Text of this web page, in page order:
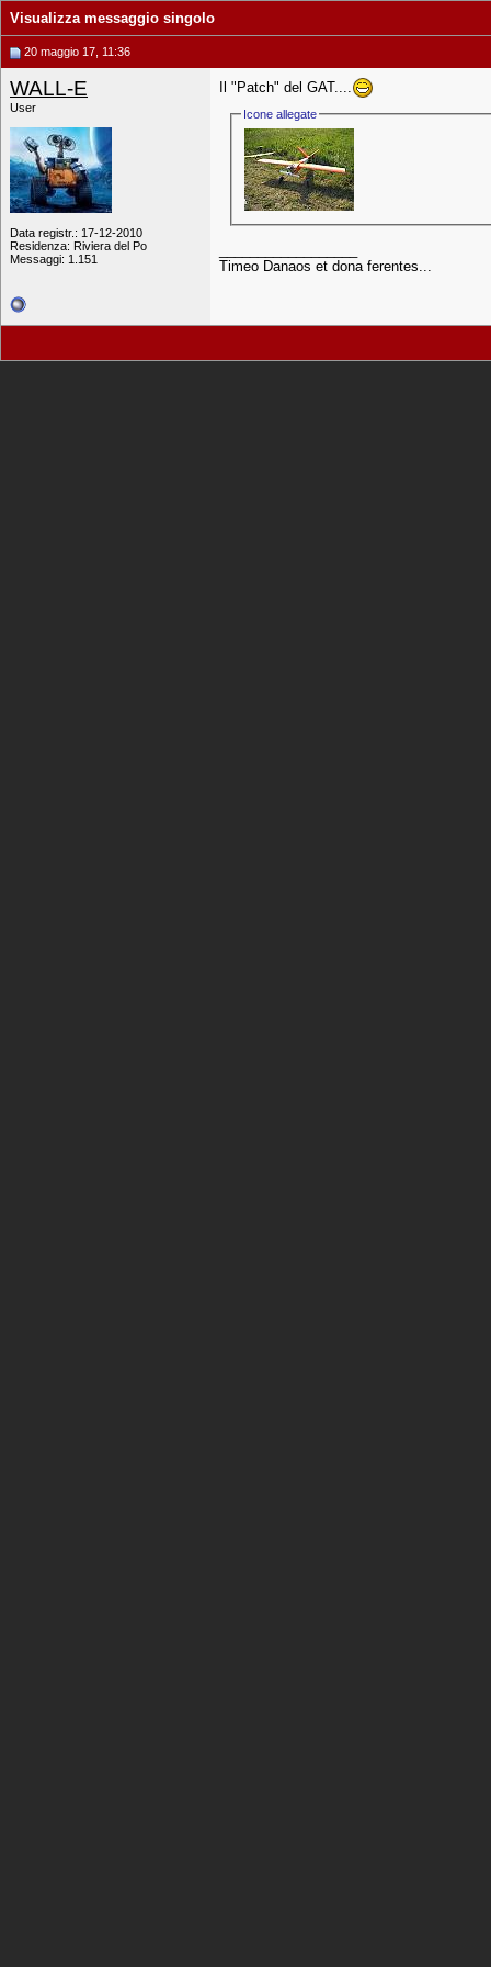
Visualizza messaggio singolo
20 maggio 17, 11:36
WALL-E
User
Data registr.: 17-12-2010
Residenza: Riviera del Po
Messaggi: 1.151
Il "Patch" del GAT....
Icone allegate
Timeo Danaos et dona ferentes...